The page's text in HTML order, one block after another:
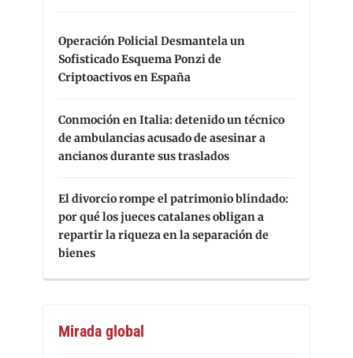
Operación Policial Desmantela un
Sofisticado Esquema Ponzi de
Criptoactivos en España
Conmoción en Italia: detenido un técnico
de ambulancias acusado de asesinar a
ancianos durante sus traslados
El divorcio rompe el patrimonio blindado:
por qué los jueces catalanes obligan a
repartir la riqueza en la separación de
bienes
Mirada global